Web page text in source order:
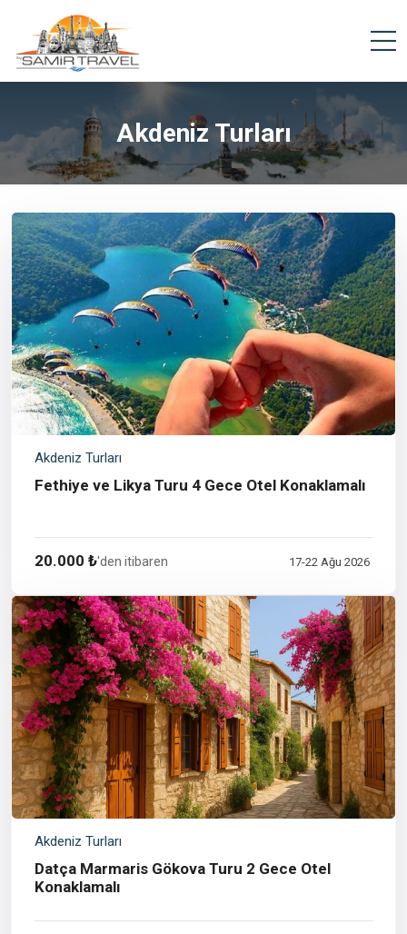
Akdeniz Turları
Akdeniz Turları
Fethiye ve Likya Turu 4 Gece Otel Konaklamalı
20.000 ₺'den itibaren 17-22 Ağu 2026
Akdeniz Turları
Datça Marmaris Gökova Turu 2 Gece Otel
Konaklamalı